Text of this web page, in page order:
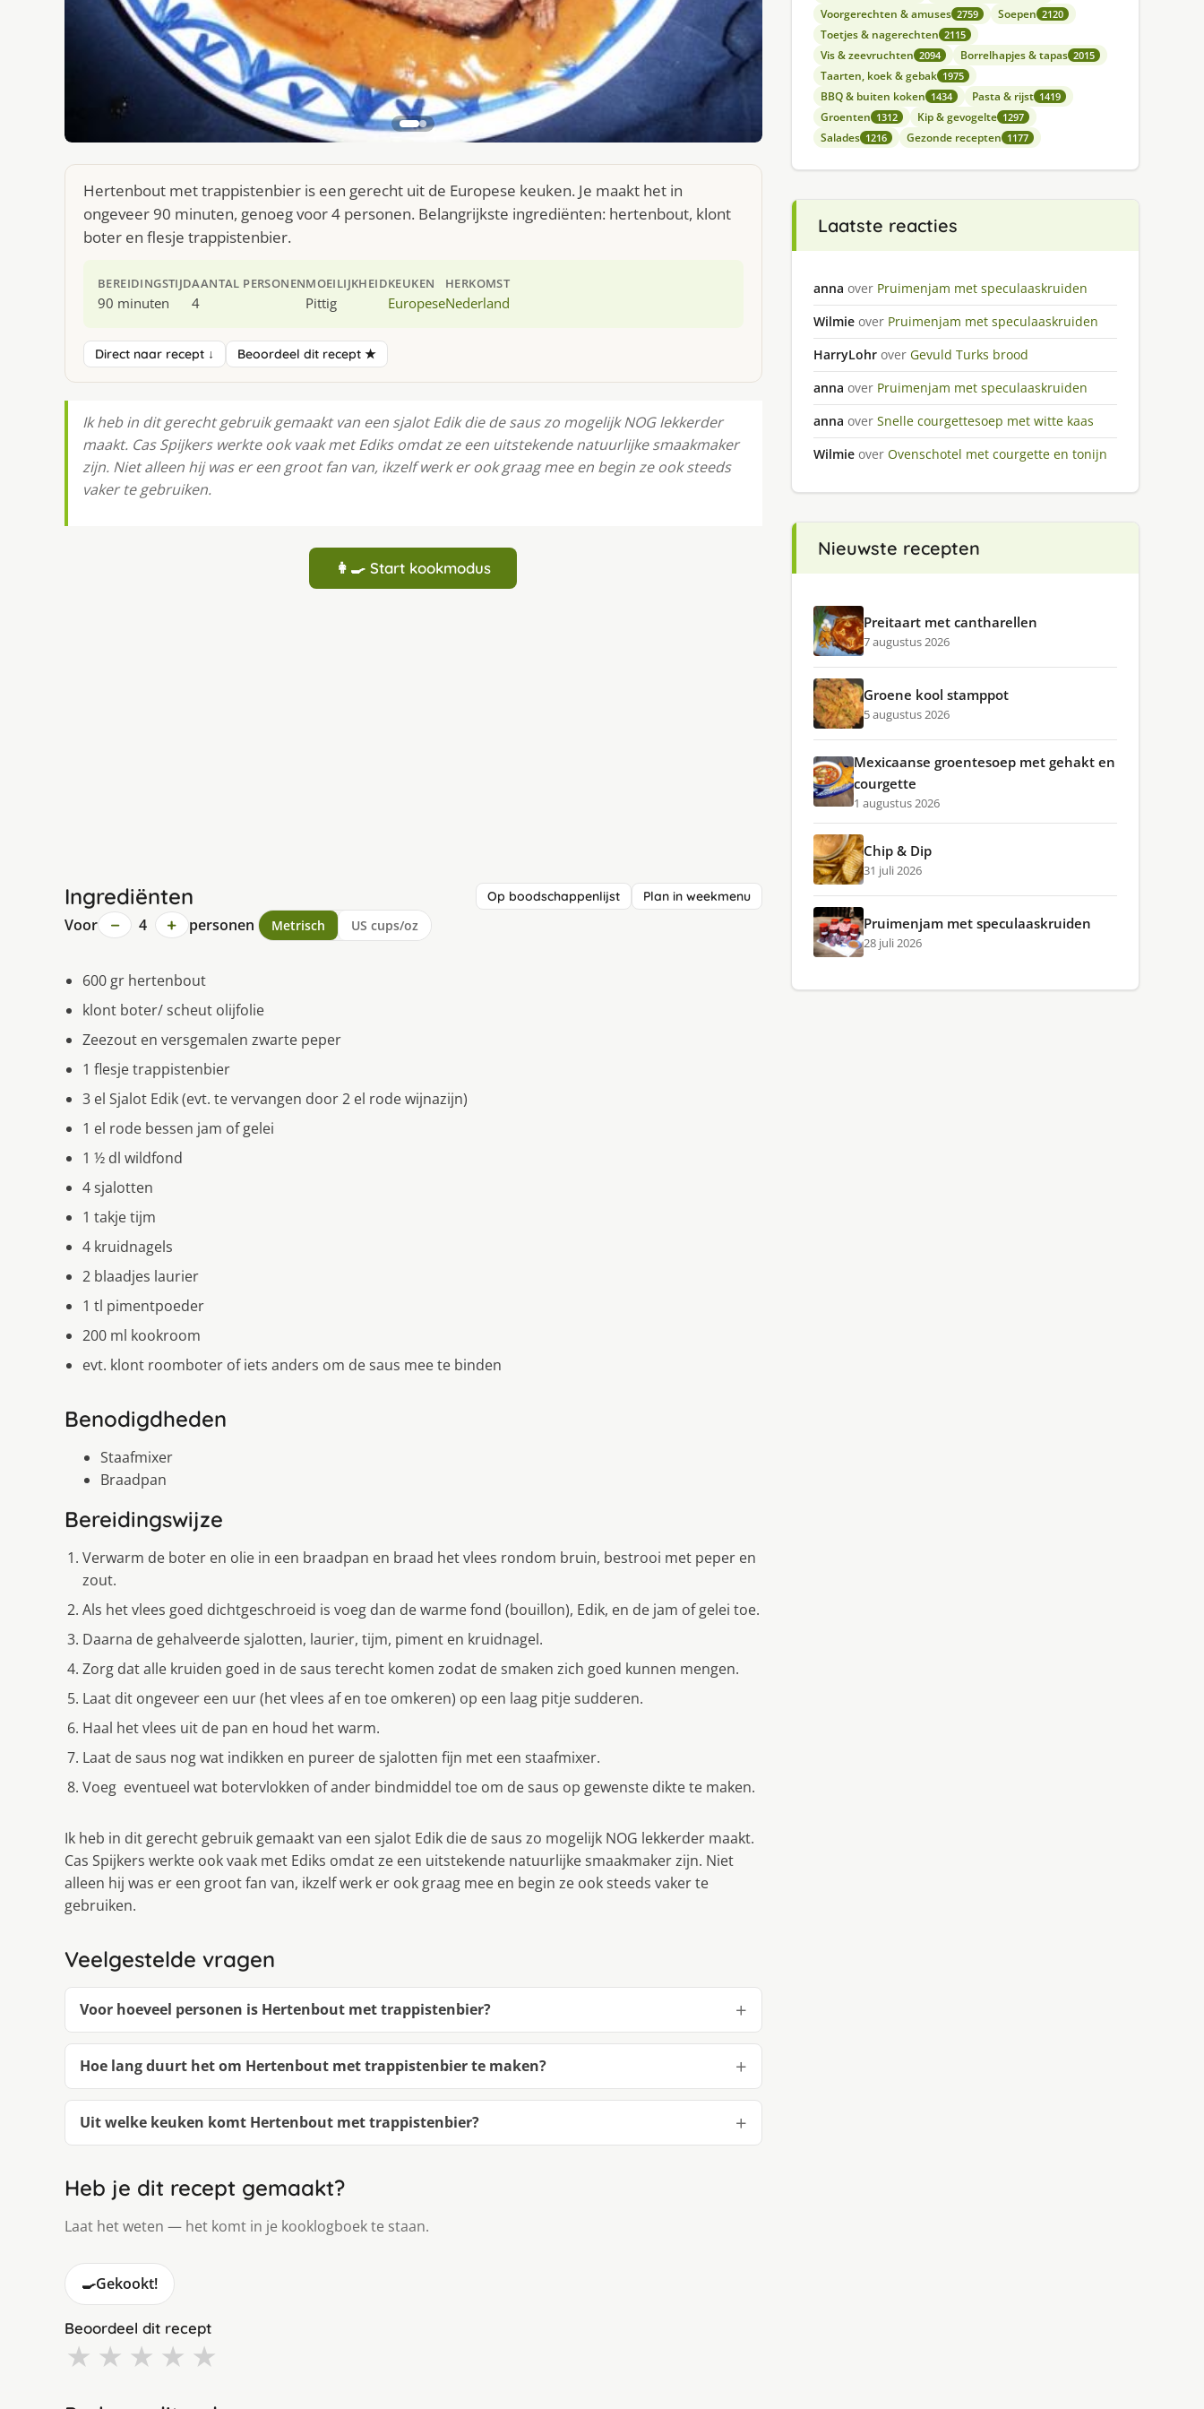
Hertenbout met trappistenbier is een gerecht uit de Europese keuken. Je maakt het in
ongeveer 90 minuten, genoeg voor 4 personen. Belangrijkste ingrediënten: hertenbout, klont
boter en flesje trappistenbier.
BEREIDINGSTIJD
90 minuten
AANTAL PERSONEN
4
MOEILIJKHEID
Pittig
KEUKEN
Europese
HERKOMST
Nederland
Direct naar recept ↓ Beoordeel dit recept ★
Ik heb in dit gerecht gebruik gemaakt van een sjalot Edik die de saus zo mogelijk NOG lekkerder
maakt. Cas Spijkers werkte ook vaak met Ediks omdat ze een uitstekende natuurlijke smaakmaker
zijn. Niet alleen hij was er een groot fan van, ikzelf werk er ook graag mee en begin ze ook steeds
vaker te gebruiken.
👩‍🍳 Start kookmodus
Ingrediënten Op boodschappenlijst Plan in weekmenu
Voor − 4 + personen Metrisch US cups/oz
600 gr hertenbout
klont boter/ scheut olijfolie
Zeezout en versgemalen zwarte peper
1 flesje trappistenbier
3 el Sjalot Edik (evt. te vervangen door 2 el rode wijnazijn)
1 el rode bessen jam of gelei
1 ½ dl wildfond
4 sjalotten
1 takje tijm
4 kruidnagels
2 blaadjes laurier
1 tl pimentpoeder
200 ml kookroom
evt. klont roomboter of iets anders om de saus mee te binden
Benodigdheden
Staafmixer
Braadpan
Bereidingswijze
Verwarm de boter en olie in een braadpan en braad het vlees rondom bruin, bestrooi met peper en
zout.
Als het vlees goed dichtgeschroeid is voeg dan de warme fond (bouillon), Edik, en de jam of gelei toe.
Daarna de gehalveerde sjalotten, laurier, tijm, piment en kruidnagel.
Zorg dat alle kruiden goed in de saus terecht komen zodat de smaken zich goed kunnen mengen.
Laat dit ongeveer een uur (het vlees af en toe omkeren) op een laag pitje sudderen.
Haal het vlees uit de pan en houd het warm.
Laat de saus nog wat indikken en pureer de sjalotten fijn met een staafmixer.
Voeg eventueel wat botervlokken of ander bindmiddel toe om de saus op gewenste dikte te maken.
Ik heb in dit gerecht gebruik gemaakt van een sjalot Edik die de saus zo mogelijk NOG lekkerder maakt.
Cas Spijkers werkte ook vaak met Ediks omdat ze een uitstekende natuurlijke smaakmaker zijn. Niet
alleen hij was er een groot fan van, ikzelf werk er ook graag mee en begin ze ook steeds vaker te
gebruiken.
Veelgestelde vragen
Voor hoeveel personen is Hertenbout met trappistenbier?
Hoe lang duurt het om Hertenbout met trappistenbier te maken?
Uit welke keuken komt Hertenbout met trappistenbier?
Heb je dit recept gemaakt?
Laat het weten — het komt in je kooklogboek te staan.
🍳Gekookt!
Beoordeel dit recept
★ ★ ★ ★ ★
Voorgerechten & amuses 2759 Soepen 2120
Toetjes & nagerechten 2115
Vis & zeevruchten 2094 Borrelhapjes & tapas 2015
Taarten, koek & gebak 1975
BBQ & buiten koken 1434 Pasta & rijst 1419
Groenten 1312 Kip & gevogelte 1297
Salades 1216 Gezonde recepten 1177
Laatste reacties
anna over Pruimenjam met speculaaskruiden
Wilmie over Pruimenjam met speculaaskruiden
HarryLohr over Gevuld Turks brood
anna over Pruimenjam met speculaaskruiden
anna over Snelle courgettesoep met witte kaas
Wilmie over Ovenschotel met courgette en tonijn
Nieuwste recepten
Preitaart met cantharellen
7 augustus 2026
Groene kool stamppot
5 augustus 2026
Mexicaanse groentesoep met gehakt en
courgette
1 augustus 2026
Chip & Dip
31 juli 2026
Pruimenjam met speculaaskruiden
28 juli 2026